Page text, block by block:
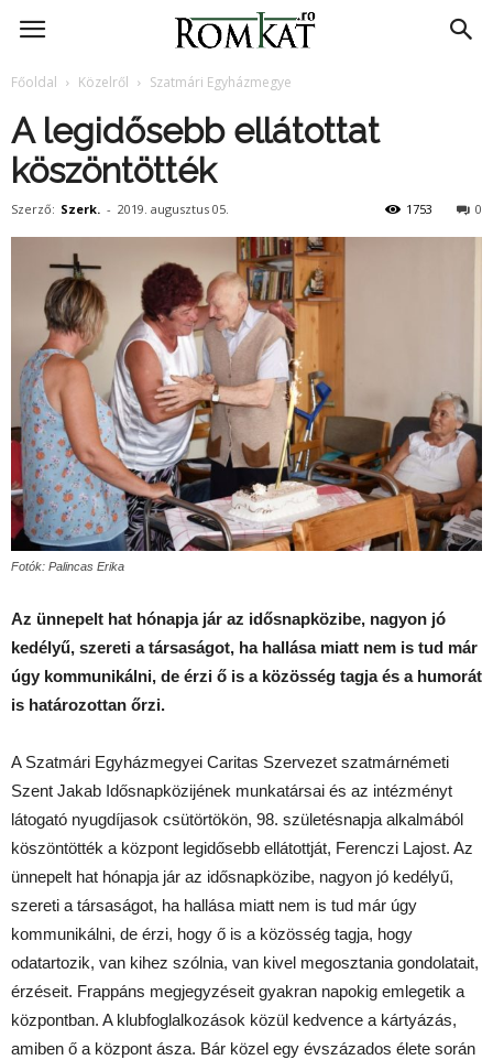
RomKat.ro
Főoldal Közelről Szatmári Egyházmegye
A legidősebb ellátottat
köszöntötték
Szerző: Szerk. - 2019. augusztus 05. 0
1753
Fotók: Palincas Erika
Az ünnepelt hat hónapja jár az idősnapközibe, nagyon jó
kedélyű, szereti a társaságot, ha hallása miatt nem is tud már
úgy kommunikálni, de érzi ő is a közösség tagja és a humorát
is határozottan őrzi.
A Szatmári Egyházmegyei Caritas Szervezet szatmárnémeti
Szent Jakab Idősnapközijének munkatársai és az intézményt
látogató nyugdíjasok csütörtökön, 98. születésnapja alkalmából
köszöntötték a központ legidősebb ellátottját, Ferenczi Lajost. Az
ünnepelt hat hónapja jár az idősnapközibe, nagyon jó kedélyű,
szereti a társaságot, ha hallása miatt nem is tud már úgy
kommunikálni, de érzi, hogy ő is a közösség tagja, hogy
odatartozik, van kihez szólnia, van kivel megosztania gondolatait,
érzéseit. Frappáns megjegyzéseit gyakran napokig emlegetik a
központban. A klubfoglalkozások közül kedvence a kártyázás,
amiben ő a központ ásza. Bár közel egy évszázados élete során